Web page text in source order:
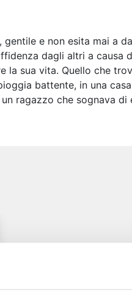
e non esita mai a
dagli altri a causa
la sua vita. Quello che
battente, in una
ragazzo che sognava